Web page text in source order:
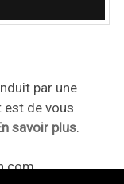
par une
est de vous
savoir plus.